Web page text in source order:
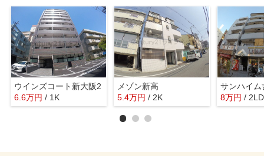
ウインズコート新大阪2
6.6万円 / 1K
メゾン新高
5.4万円 / 2K
サンハイム
8万円 /